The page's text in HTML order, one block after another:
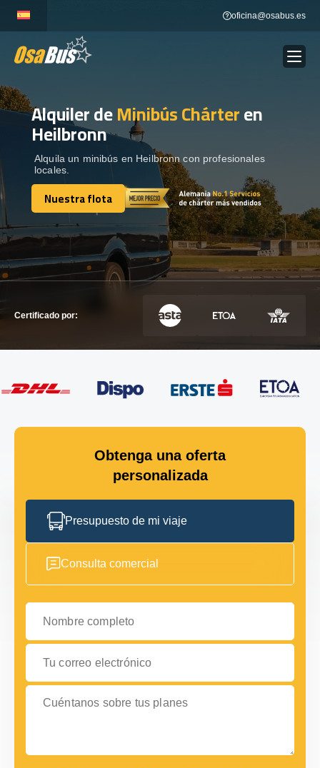
content
oficina@osabus.es
ALQUILER DE AUTOCARES Show dropdown
DESTINOS
RECORRIDAS Show dropdown
Alquiler deMinibús Chárteren
Heilbronn
Alquila un minibús en Heilbronn con profesionales
locales.
Nuestra flota
Nuestra flota
Certificado por:
Obtenga una oferta
personalizada
Presupuesto de mi viaje
Consulta comercial
Nombre completo
Tu correo electrónico
Cuéntanos sobre tus planes